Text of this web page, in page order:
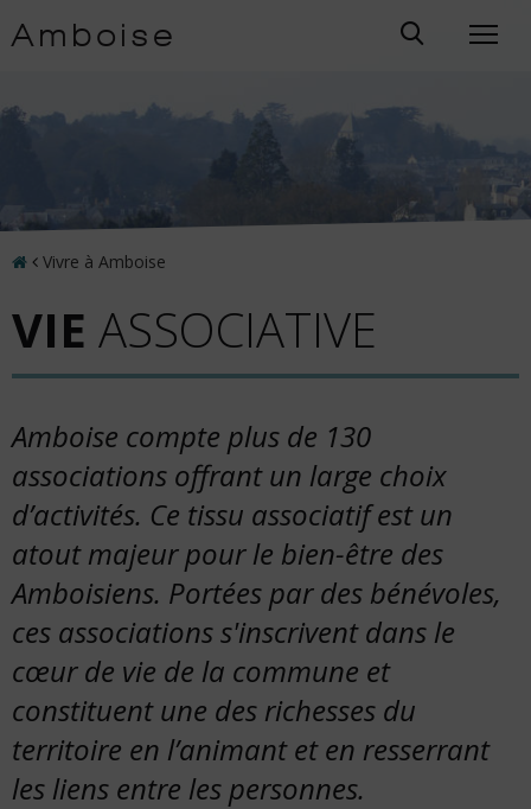
au
au
recherche
page
contact
Amboise
Rechercher
AccueilVivre à Amboise
VIE ASSOCIATIVE
jour
le
15
février
2022
Amboise compte plus de 130
associations offrant un large choix
d’activités. Ce tissu associatif est un
atout majeur pour le bien-être des
Amboisiens. Portées par des bénévoles,
ces associations s'inscrivent dans le
cœur de vie de la commune et
constituent une des richesses du
territoire en l’animant et en resserrant
les liens entre les personnes.